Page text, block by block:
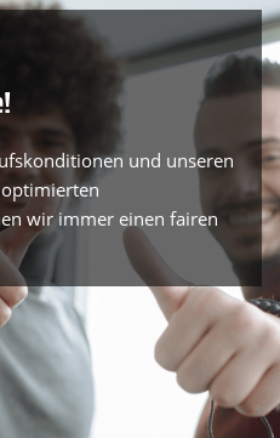
und unseren
wir immer einen fairen